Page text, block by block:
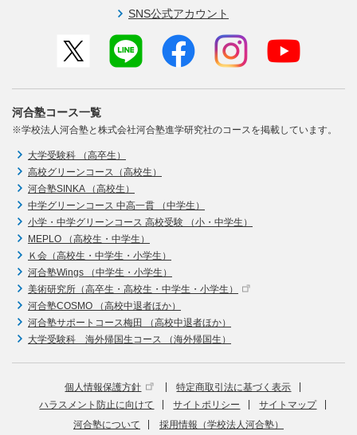
SNS公式アカウント
河合塾コース一覧
※学校法人河合塾と株式会社河合塾進学研究社のコースを掲載しています。
大学受験科 （高卒生）
高校グリーンコース（高校生）
河合塾SINKA （高校生）
中学グリーンコース 中高一貫 （中学生）
小学・中学グリーンコース 高校受験 （小・中学生）
MEPLO （高校生・中学生）
Ｋ会（高校生・中学生・小学生）
河合塾Wings （中学生・小学生）
美術研究所（高卒生・高校生・中学生・小学生）
河合塾COSMO （高校中退者ほか）
河合塾サポートコース梅田 （高校中退者ほか）
大学受験科 海外帰国生コース （海外帰国生）
個人情報保護方針
特定商取引法に基づく表示
ハラスメント防止に向けて
サイトポリシー
サイトマップ
河合塾について
採用情報（学校法人河合塾）